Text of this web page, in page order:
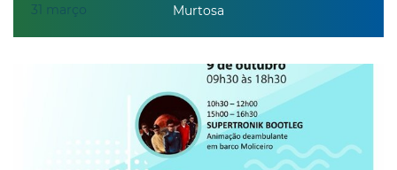
31 março Murtosa